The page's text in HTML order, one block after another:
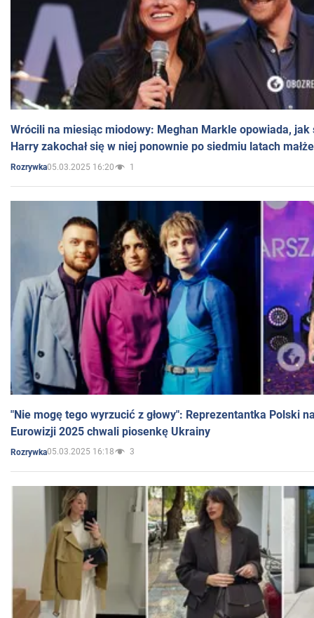
Wrócili na miesiąc miodowy: Meghan Markle opowiada, jak
Harry zakochał się w niej ponownie po siedmiu latach
Rozrywka05.03.2025 16:20 1
"Nie mogę tego wyrzucić z głowy": Reprezentantka Polski
Eurowizji 2025 chwali piosenkę Ukrainy
Rozrywka05.03.2025 16:18 3